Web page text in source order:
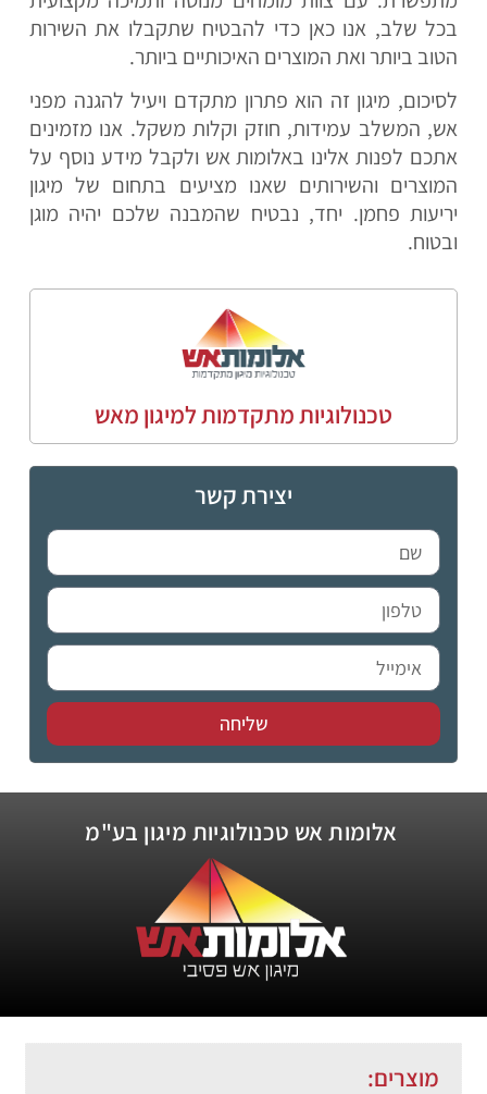
בכל שלב, אנו כאן כדי להבטיח שתקבלו את השירות
הטוב ביותר ואת המוצרים האיכותיים ביותר.
לסיכום, מיגון זה הוא פתרון מתקדם ויעיל להגנה מפני
אש, המשלב עמידות, חוזק וקלות משקל. אנו מזמינים
אתכם לפנות אלינו באלומות אש ולקבל מידע נוסף על
המוצרים והשירותים שאנו מציעים בתחום של מיגון
יריעות פחמן. יחד, נבטיח שהמבנה שלכם יהיה מוגן
ובטוח.
טכנולוגיות מתקדמות למיגון מאש
יצירת קשר
שליחה
אלומות אש טכנולוגיות מיגון בע"מ
מוצרים: